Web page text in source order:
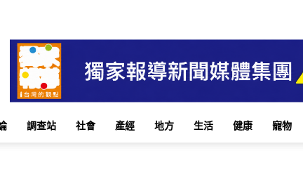
調查站 社會 產經 地方 生活 健康 寵物